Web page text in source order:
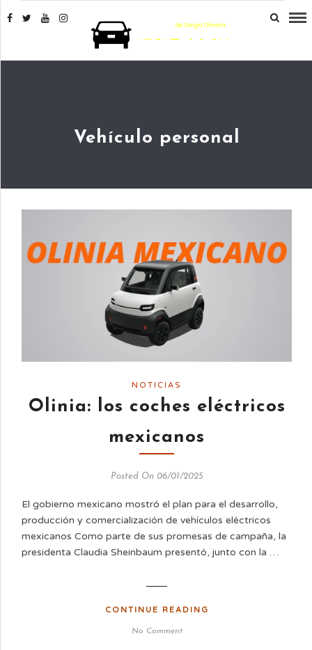
Vehículo personal
NOTICIAS
Olinia: los coches eléctricos
mexicanos
Posted On 06/01/2025
El gobierno mexicano mostró el plan para el desarrollo,
producción y comercialización de vehículos eléctricos
mexicanos Como parte de sus promesas de campaña, la
presidenta Claudia Sheinbaum presentó, junto con la …
CONTINUE READING
No Comment